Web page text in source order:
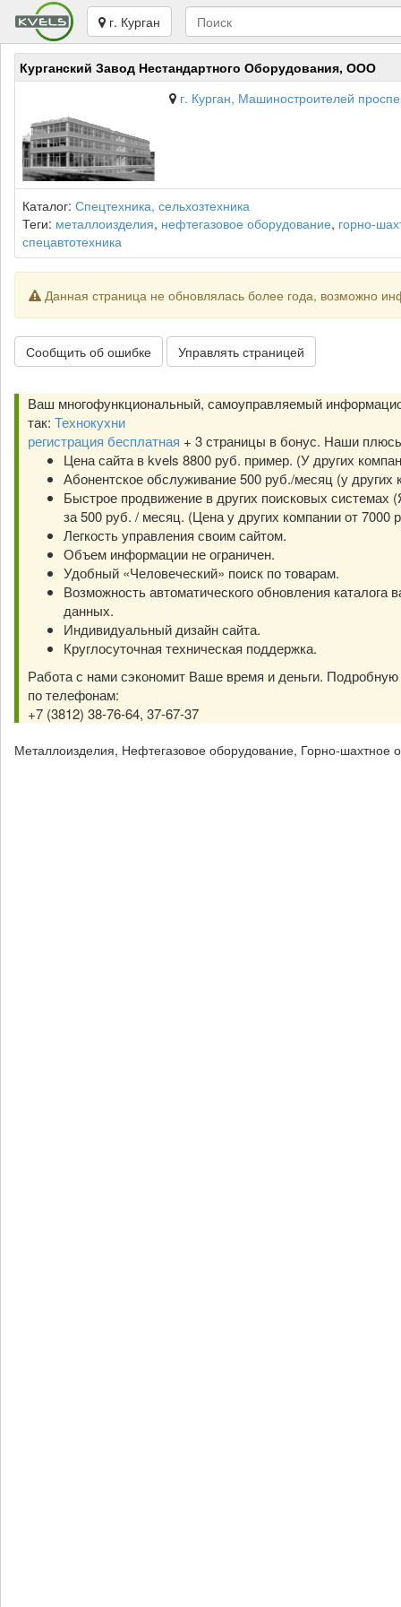
г. Курган
Курганский Завод Нестандартного Оборудования, ООО
г. Курган, Машиностроителей
Каталог: Спецтехника, сельхозтехника
Теги: металлоизделия, нефтегазовое оборудование, горно-
спецавтотехника
Данная страница не обновлялась более года, возможно
Сообщить об ошибке Управлять страницей
Ваш многофункциональный, самоуправляемый
так: Технокухни
регистрация бесплатная + 3 страницы в бонус. Наши
Цена сайта в kvels 8800 руб. пример. (У других
Абонентское обслуживание 500 руб./месяц (у других
Быстрое продвижение в других поисковых системах
за 500 руб. / месяц. (Цена у других компании от 7000
Легкость управления своим сайтом.
Объем информации не ограничен.
Удобный «Человеческий» поиск по товарам.
Возможность автоматического обновления каталога
данных.
Индивидуальный дизайн сайта.
Круглосуточная техническая поддержка.
Работа с нами сэкономит Ваше время и деньги.
по телефонам:
+7 (3812) 38-76-64, 37-67-37
Металлоизделия, Нефтегазовое оборудование, Горно-шахтное